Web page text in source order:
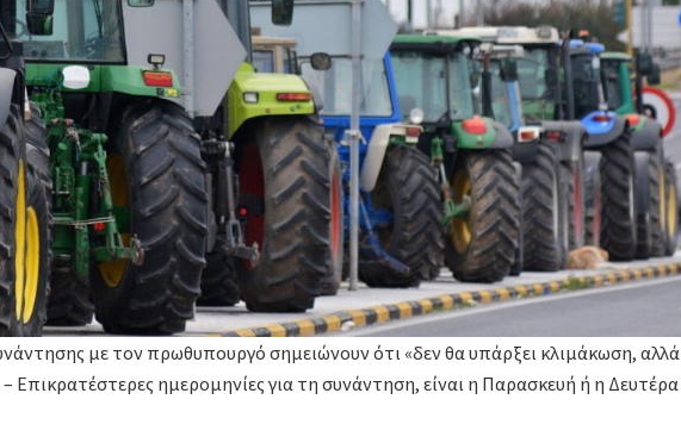
με τον πρωθυπουργό σημειώνουν ότι «δεν θα υπάρξει κλιμάκωση, αλλά
Επικρατέστερες ημερομηνίες για τη συνάντηση, είναι η Παρασκευή ή η Δευτέρα